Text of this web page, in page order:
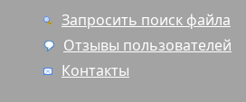
Запросить поиск файла
Отзывы пользователей
Контакты